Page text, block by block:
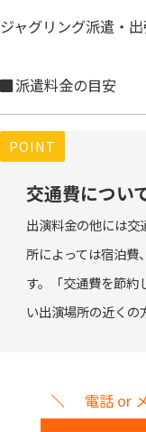
ジャグリング派遣・
派遣料金の目安
POINT
交通費につい
出演料金の他には交
所によっては宿泊費
す。「交通費を節約
い出演場所の近くの
電話 or